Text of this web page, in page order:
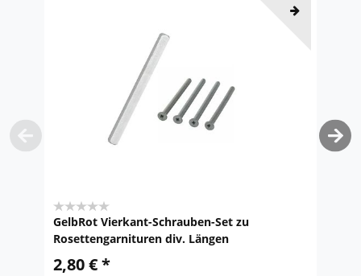
GelbRot Vierkant-Schrauben-Set zu
Rosettengarnituren div. Längen
2,80 € *